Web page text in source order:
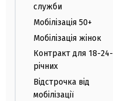
служби
Мобілізація 50+
Мобілізація жінок
Контракт для 18-24-
річних
Відстрочка від
мобілізації